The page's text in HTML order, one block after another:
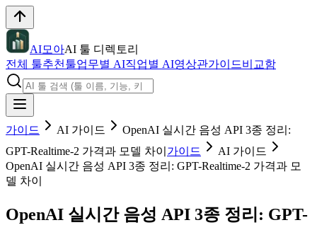
AI모아AI 툴 디렉토리
전체 툴추천툴업무별 AI직업별 AI영상관가이드비교함
가이드 AI 가이드
OpenAI 실시간 음성 API 3종 정리:
GPT-Realtime-2 가격과 모델 차이 가이드
AI 가이드
OpenAI 실시간 음성 API 3종 정리: GPT-Realtime-2 가격과 모
델 차이
OpenAI 실시간 음성 API 3종 정리: GPT-